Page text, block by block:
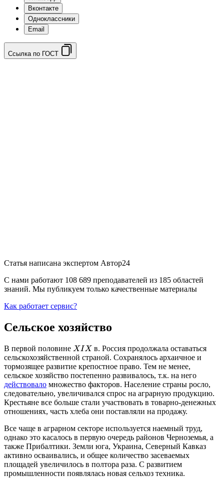
Вконтакте
Одноклассники
Email
Ссылка по ГОСТ
Статья написана экспертом Автор24
С нами работают 108 689 преподавателей из 185 областей
знаний. Мы публикуем только качественные материалы
Как работает сервис?
Сельское хозяйство
В первой половине XIX в. Россия продолжала оставаться
сельскохозяйственной страной. Сохранялось архаичное и
тормозящее развитие крепостное право. Тем не менее,
сельское хозяйство постепенно развивалось, т.к. на него
действовало множество факторов. Население страны росло,
следовательно, увеличивался спрос на аграрную продукцию.
Крестьяне все больше стали участвовать в товарно-денежных
отношениях, часть хлеба они поставляли на продажу.
Все чаще в аграрном секторе используется наемный труд,
однако это касалось в первую очередь районов Черноземья, а
также Прибалтики. Земли юга, Украина, Северный Кавказ
активно осваивались, и общее количество засеваемых
площадей увеличилось в полтора раза. С развитием
промышленности появлялась новая сельхоз техника.